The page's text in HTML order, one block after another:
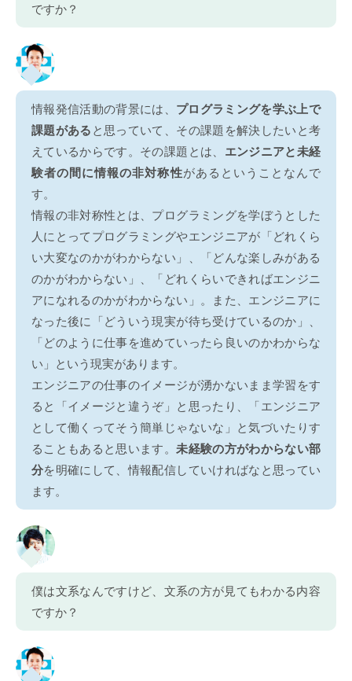
ですか？
情報発信活動の背景には、 プログラミングを学ぶ上で
課題がある と思っていて、その課題を解決したいと考
えているからです。その課題とは、 エンジニアと未経
験者の間に情報の非対称性があるということなんで
す。
情報の非対称性とは、プログラミングを学ぼうとした
人にとってプログラミングやエンジニアが「どれくら
い大変なのかがわからない」、「どんな楽しみがある
のかがわからない」、「どれくらいできればエンジニ
アになれるのかがわからない」。また、エンジニアに
なった後に「どういう現実が待ち受けているのか」、
「どのように仕事を進めていったら良いのかわからな
い」という現実があります。
エンジニアの仕事のイメージが湧かないまま学習をす
ると「イメージと違うぞ」と思ったり、「エンジニア
として働くってそう簡単じゃないな」と気づいたりす
ることもあると思います。未経験の方がわからない部
分を明確にして、情報配信していければなと思ってい
ます。
僕は文系なんですけど、文系の方が見てもわかる内容
ですか？